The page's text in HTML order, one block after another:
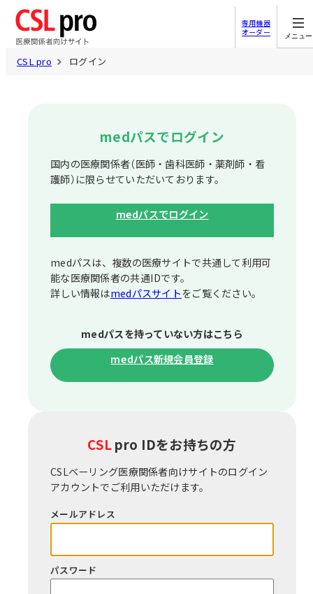
専用機器
オーダー
メニュー
CSL pro ログイン
medパスでログイン
国内の医療関係者（医師・歯科医師・薬剤師・看
護師）に限らせていただいております。
medパスでログイン
medパスは、複数の医療サイトで共通して利⽤可
能な医療関係者の共通IDです。
詳しい情報はmedパスサイトをご覧ください。
medパスを持っていない⽅はこちら
medパス新規会員登録
CSLpro IDをお持ちの⽅
CSLベーリング医療関係者向けサイトのログイン
アカウントでご利⽤いただけます。
メールアドレス
パスワード